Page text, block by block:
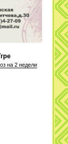
на 2 недели